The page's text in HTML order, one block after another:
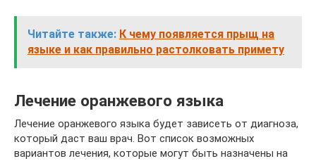
Читайте также: К чему появляется прыщ на
языке и как правильно растолковать примету
Лечение оранжевого языка
Лечение оранжевого языка будет зависеть от диагноза,
который даст ваш врач. Вот список возможных
вариантов лечения, которые могут быть назначены на